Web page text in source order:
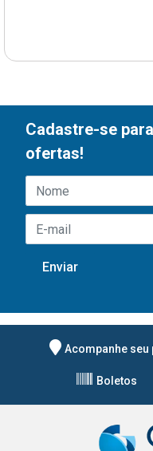
Cadastre-se
ofertas!
Acompanhe seu
Boletos